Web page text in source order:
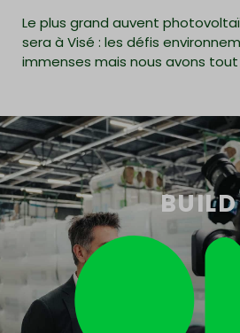
Le plus grand auvent
sera à Visé : les défis
immenses mais nous avons
BUILD